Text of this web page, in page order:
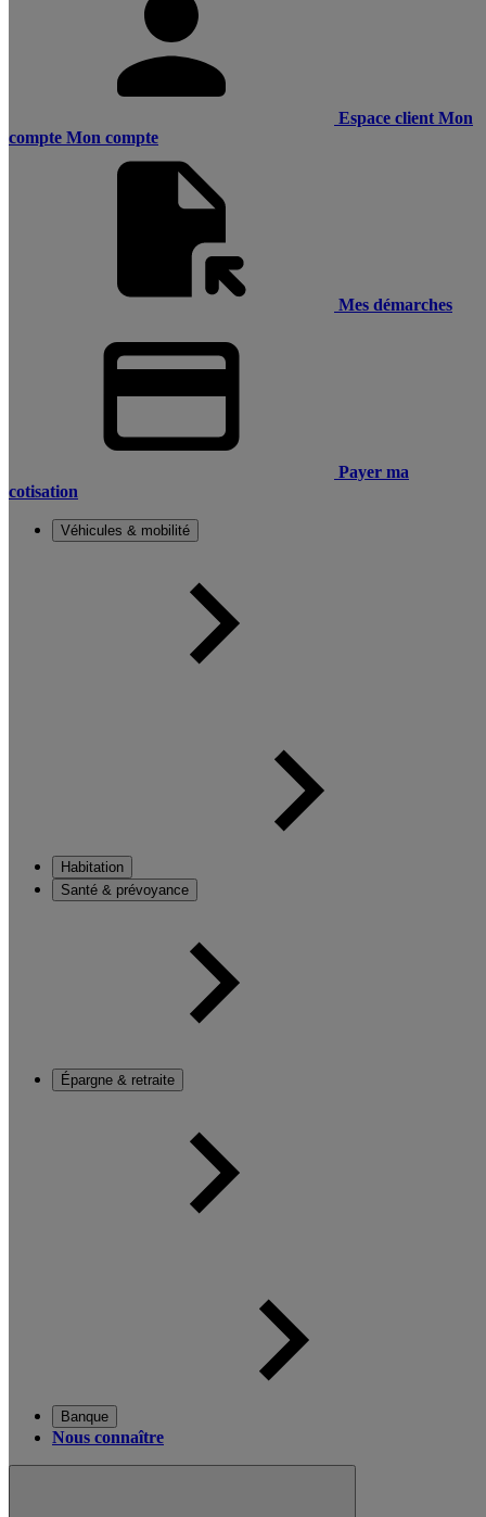
Espace client Mon
compte Mon compte
Mes démarches
Payer ma
cotisation
Véhicules & mobilité
Habitation
Santé & prévoyance
Épargne & retraite
Banque
Nous connaître